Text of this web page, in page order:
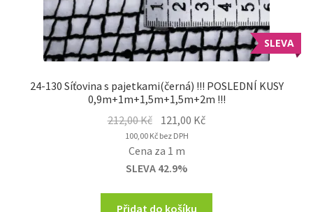
SLEVA
24-130 Síťovina s pajetkami(černá) !!! POSLEDNÍ KUSY
0,9m+1m+1,5m+1,5m+2m !!!
212,00Kč Original
price
was:
212,00 Kč.
121,00 KčCurrent
100,00 Kčbez DPH
Cena za 1 m
SLEVA 42.9%
Přidat do košíku